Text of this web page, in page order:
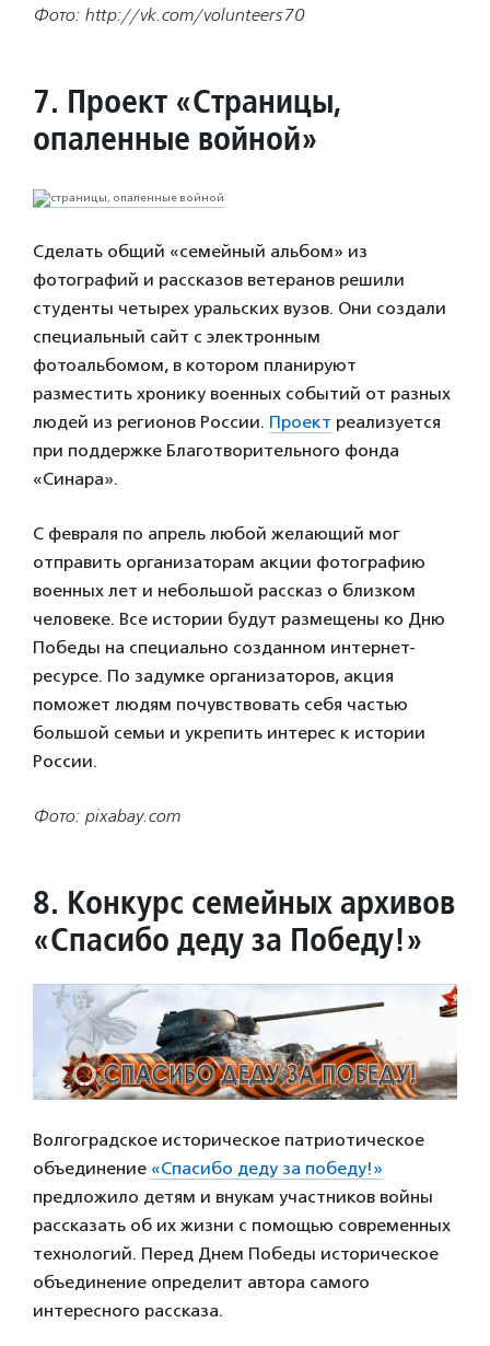
Фото: http://vk.com/volunteers70
7. Проект «Страницы,
опаленные войной»
Сделать общий «семейный альбом» из
фотографий и рассказов ветеранов решили
студенты четырех уральских вузов. Они создали
специальный сайт с электронным
фотоальбомом, в котором планируют
разместить хронику военных событий от разных
людей из регионов России. Проект реализуется
при поддержке Благотворительного фонда
«Синара».
С февраля по апрель любой желающий мог
отправить организаторам акции фотографию
военных лет и небольшой рассказ о близком
человеке. Все истории будут размещены ко Дню
Победы на специально созданном интернет-
ресурсе. По задумке организаторов, акция
поможет людям почувствовать себя частью
большой семьи и укрепить интерес к истории
России.
Фото: pixabay.com
8. Конкурс семейных архивов
«Спасибо деду за Победу!»
Волгоградское историческое патриотическое
объединение «Спасибо деду за победу!»
предложило детям и внукам участников войны
рассказать об их жизни с помощью современных
технологий. Перед Днем Победы историческое
объединение определит автора самого
интересного рассказа.